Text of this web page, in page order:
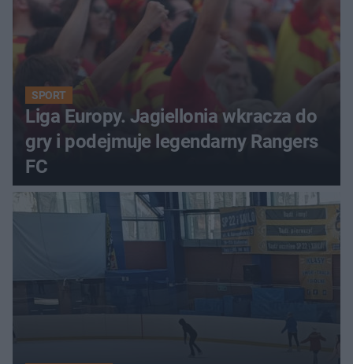
SPORT
Liga Europy. Jagiellonia wkracza do
gry i podejmuje legendarny Rangers
FC